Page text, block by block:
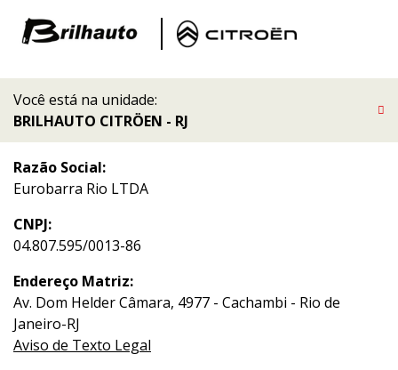
Você está na unidade:
BRILHAUTO CITRÖEN - RJ
Razão Social:
Eurobarra Rio LTDA
CNPJ:
04.807.595/0013-86
Endereço Matriz:
Av. Dom Helder Câmara, 4977 - Cachambi - Rio de
Janeiro-RJ
Aviso de Texto Legal